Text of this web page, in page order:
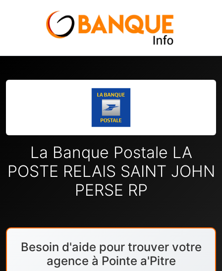
La Banque Postale LA
POSTE RELAIS SAINT JOHN
PERSE RP
Besoin d'aide pour trouver votre
agence à Pointe a'Pitre